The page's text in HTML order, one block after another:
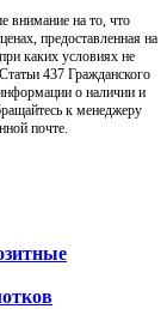
на то, что
предоставленная на
каких условиях не
437 Гражданского
о наличии и
к менеджеру
почте.